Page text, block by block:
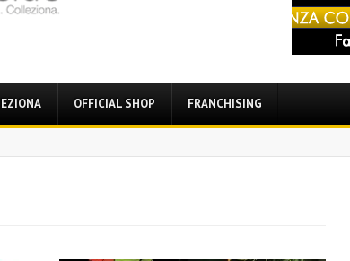
OFFICIAL SHOP FRANCHISING